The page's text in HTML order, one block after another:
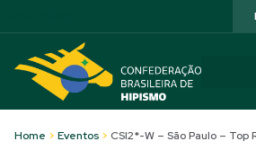
Home > Eventos > CSI2*-W – São Paulo – Top